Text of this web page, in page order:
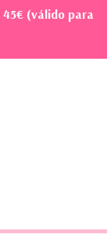
45€ (válido para